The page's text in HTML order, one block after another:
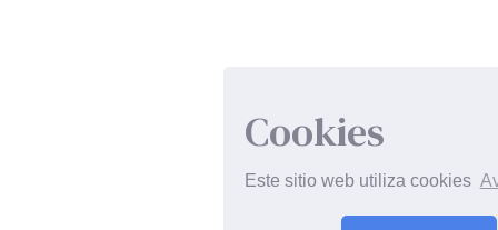
Cookies
Este sitio web utiliza cookies